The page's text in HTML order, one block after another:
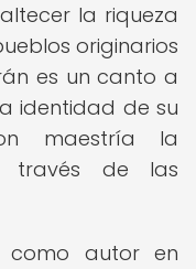
la riqueza
originarios
es un canto a
identidad de su
maestría la
través de las
como autor en